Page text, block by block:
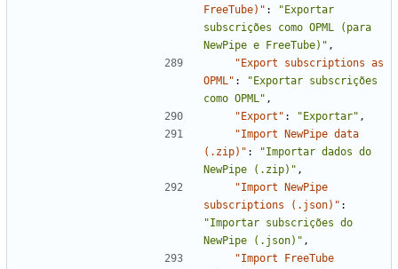
FreeTube)" :
"Exportar
subscrições como OPML (para
NewPipe e FreeTube)" ,
"Export subscriptions as
OPML" :
"Exportar subscrições
como OPML" ,
"Export" : "Exportar" ,
"Import NewPipe data
(.zip)" :
"Importar dados do
NewPipe (.zip)" ,
"Import NewPipe
subscriptions (.json)" :
"Importar subscrições do
NewPipe (.json)" ,
"Import FreeTube